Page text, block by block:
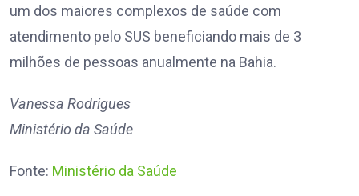
um dos maiores complexos de saúde com
atendimento pelo SUS beneficiando mais de 3
milhões de pessoas anualmente na Bahia.
Vanessa Rodrigues
Ministério da Saúde
Fonte: Ministério da Saúde